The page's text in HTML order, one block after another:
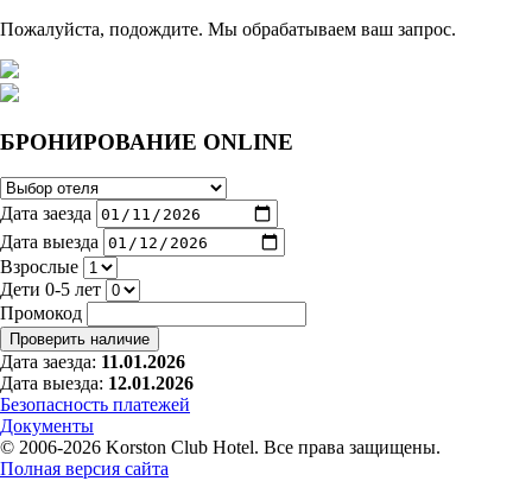
Пожалуйста, подождите. Мы обрабатываем ваш запрос.
БРОНИРОВАНИЕ ONLINE
Дата заезда
Дата выезда
Взрослые
Дети 0-5 лет
Промокод
Дата заезда: 11.01.2026
Дата выезда: 12.01.2026
Безопасность платежей
Документы
© 2006-2026 Korston Club Hotel. Все права защищены.
Полная версия сайта